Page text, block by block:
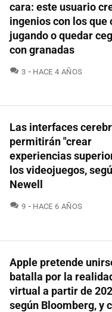
cara: este usuario
ingenios con los que
jugando o quedar
con granadas
3 COMENTARIOS
HACE 4 AÑOS
Las interfaces
permitirán "crear
experiencias
los videojuegos,
Newell
9 COMENTARIOS
HACE 6 AÑOS
Apple pretende
batalla por la
virtual a partir de
según Bloomberg, y